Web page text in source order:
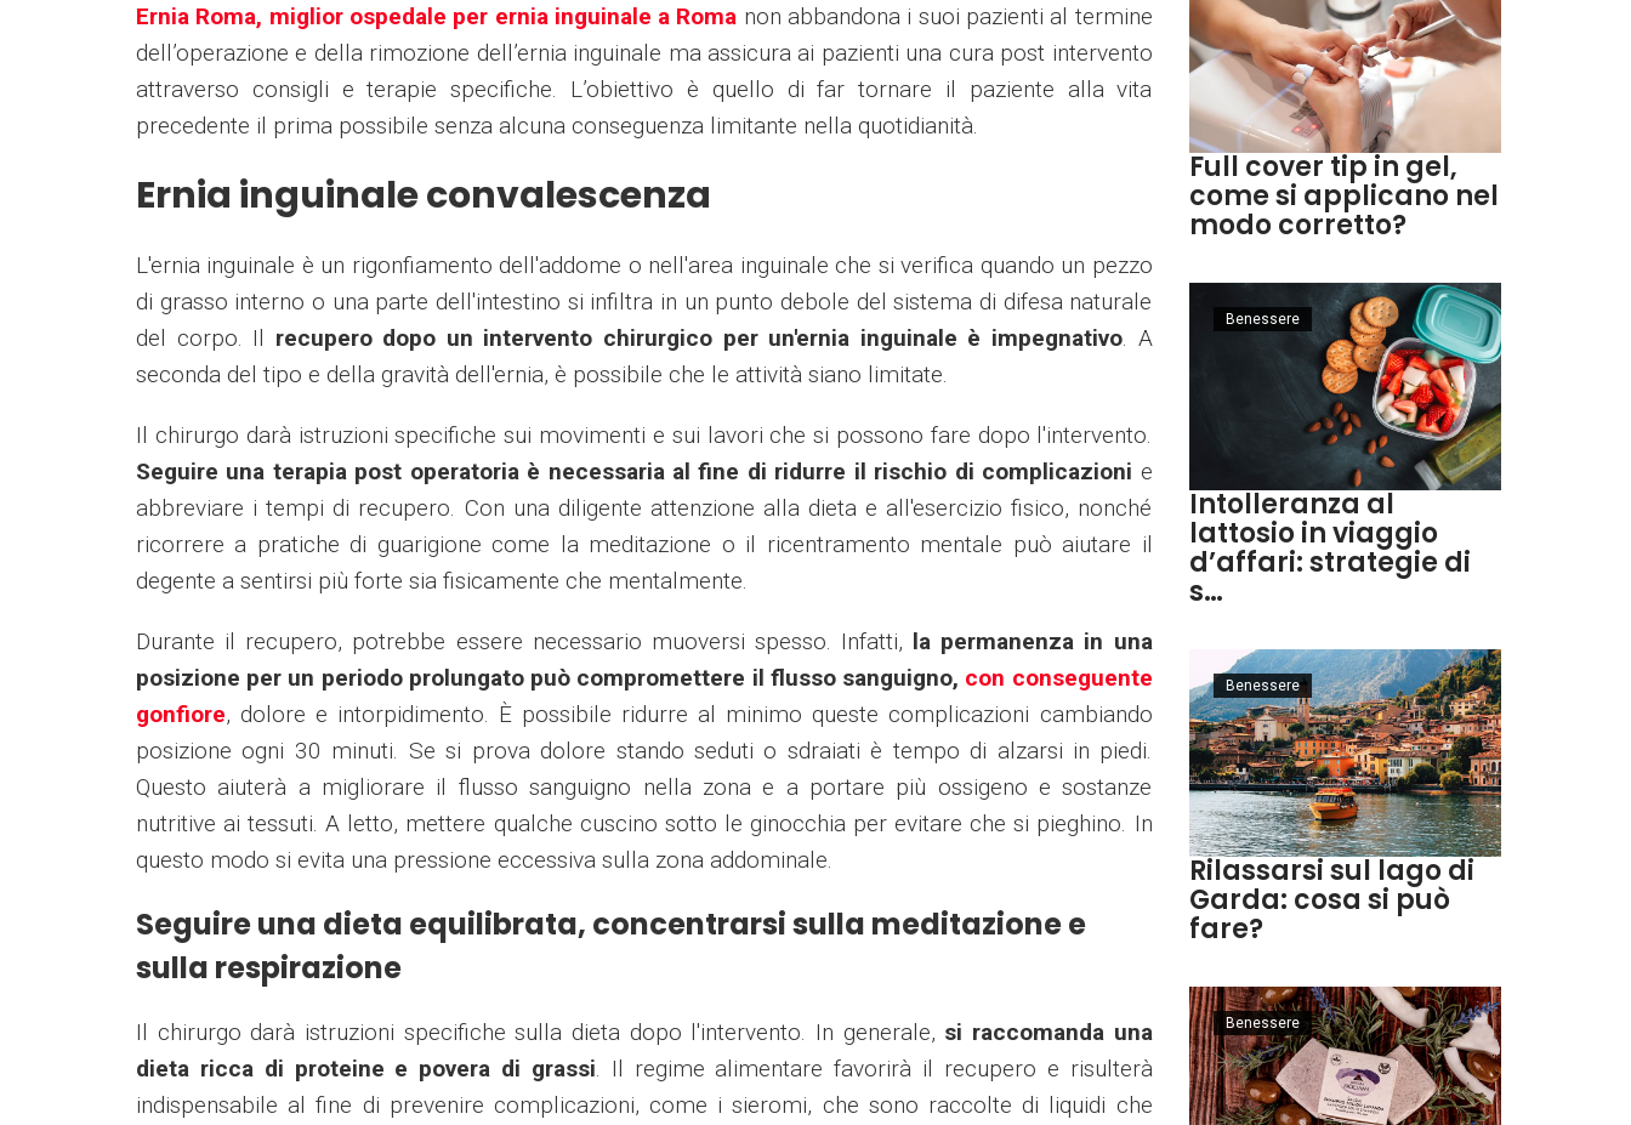
Ernia Roma, miglior ospedale per ernia inguinale a Roma non abbandona i suoi pazienti al termine
dell’operazione e della rimozione dell’ernia inguinale ma assicura ai pazienti una cura post intervento
attraverso consigli e terapie specifiche. L’obiettivo è quello di far tornare il paziente alla vita
precedente il prima possibile senza alcuna conseguenza limitante nella quotidianità.
Ernia inguinale convalescenza
L'ernia inguinale è un rigonfiamento dell'addome o nell'area inguinale che si verifica quando un pezzo
di grasso interno o una parte dell'intestino si infiltra in un punto debole del sistema di difesa naturale
del corpo. Il recupero dopo un intervento chirurgico per un'ernia inguinale è impegnativo. A
seconda del tipo e della gravità dell'ernia, è possibile che le attività siano limitate.
Il chirurgo darà istruzioni specifiche sui movimenti e sui lavori che si possono fare dopo l'intervento.
Seguire una terapia post operatoria è necessaria al fine di ridurre il rischio di complicazioni e
abbreviare i tempi di recupero. Con una diligente attenzione alla dieta e all'esercizio fisico, nonché
ricorrere a pratiche di guarigione come la meditazione o il ricentramento mentale può aiutare il
degente a sentirsi più forte sia fisicamente che mentalmente.
Durante il recupero, potrebbe essere necessario muoversi spesso. Infatti, la permanenza in una
posizione per un periodo prolungato può compromettere il flusso sanguigno, con conseguente
gonfiore, dolore e intorpidimento. È possibile ridurre al minimo queste complicazioni cambiando
posizione ogni 30 minuti. Se si prova dolore stando seduti o sdraiati è tempo di alzarsi in piedi.
Questo aiuterà a migliorare il flusso sanguigno nella zona e a portare più ossigeno e sostanze
nutritive ai tessuti. A letto, mettere qualche cuscino sotto le ginocchia per evitare che si pieghino. In
questo modo si evita una pressione eccessiva sulla zona addominale.
Seguire una dieta equilibrata, concentrarsi sulla meditazione e
sulla respirazione
Il chirurgo darà istruzioni specifiche sulla dieta dopo l'intervento. In generale, si raccomanda una
dieta ricca di proteine e povera di grassi. Il regime alimentare favorirà il recupero e risulterà
indispensabile al fine di prevenire complicazioni, come i sieromi, che sono raccolte di liquidi che
Full cover tip in gel,
come si applicano nel
modo corretto?
Intolleranza al
lattosio in viaggio
d’affari: strategie di
s…
Benessere
Rilassarsi sul lago di
Garda: cosa si può
fare?
Benessere
Benessere